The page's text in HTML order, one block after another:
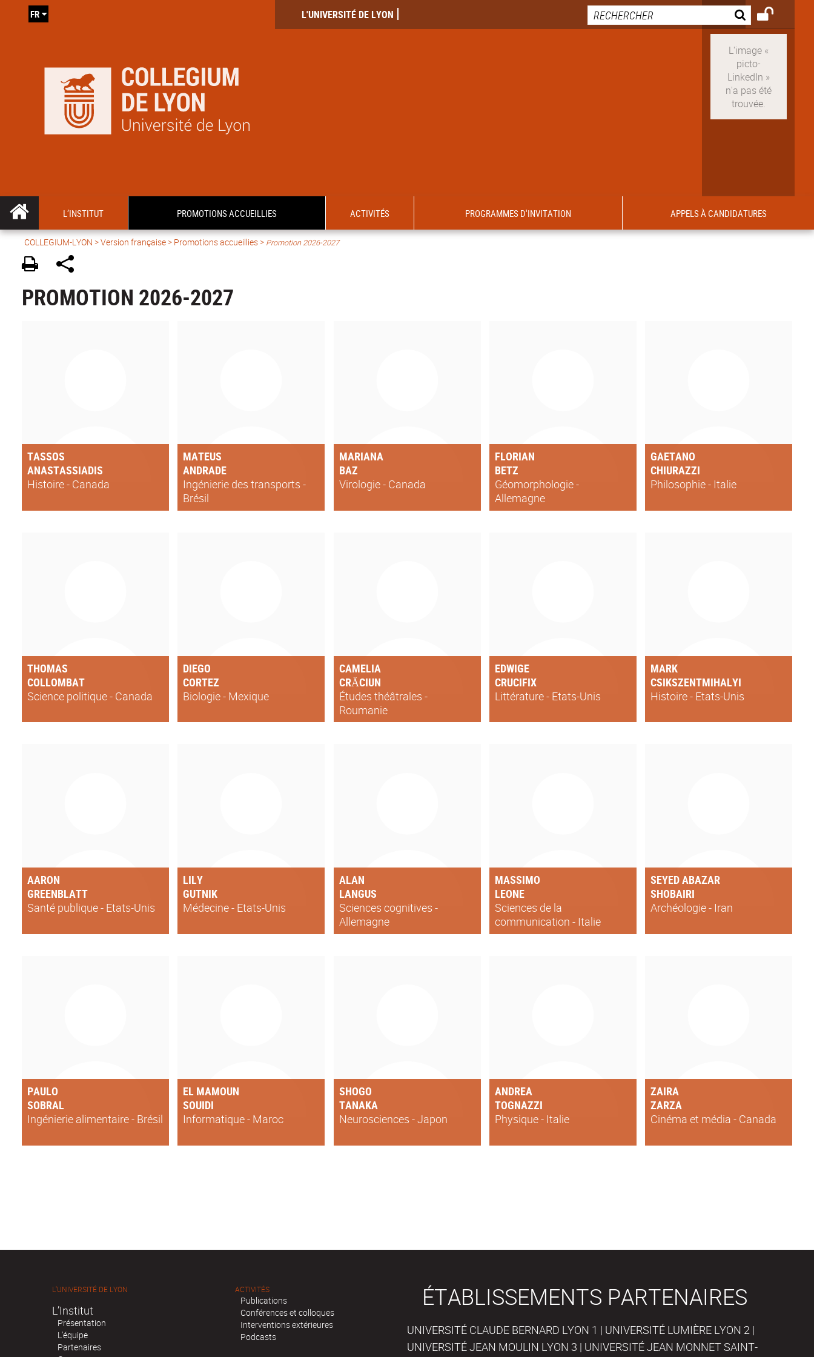
L'UNIVERSITÉ DE LYON
FR
L’INSTITUT PROMOTIONS ACCUEILLIES ACTIVITÉS PROGRAMMES D'INVITATION APPELS À CANDIDATURES
COLLEGIUM-LYON >Version française> Promotions accueillies > Promotion 2026-2027
PROMOTION 2026-2027
TASSOS
ANASTASSIADIS
Histoire - Canada
MATEUS
ANDRADE
Ingénierie des transports -
Brésil
MARIANA
BAZ
Virologie - Canada
FLORIAN
BETZ
Géomorphologie -
Allemagne
GAETANO
CHIURAZZI
Philosophie - Italie
THOMAS
COLLOMBAT
Science politique - Canada
DIEGO
CORTEZ
Biologie - Mexique
CAMELIA
CRĂCIUN
Études théâtrales -
Roumanie
EDWIGE
CRUCIFIX
Littérature - Etats-Unis
MARK
CSIKSZENTMIHALYI
Histoire - Etats-Unis
AARON
GREENBLATT
Santé publique - Etats-Unis
LILY
GUTNIK
Médecine - Etats-Unis
ALAN
LANGUS
Sciences cognitives -
Allemagne
MASSIMO
LEONE
Sciences de la
communication - Italie
SEYED ABAZAR
SHOBAIRI
Archéologie - Iran
PAULO
SOBRAL
Ingénierie alimentaire - Brésil
EL MAMOUN
SOUIDI
Informatique - Maroc
SHOGO
TANAKA
Neurosciences - Japon
ANDREA
TOGNAZZI
Physique - Italie
ZAIRA
ZARZA
Cinéma et média - Canada
L'UNIVERSITÉ DE LYON
L’Institut
Présentation
L'équipe
Partenaires
ACTIVITÉS
Publications
Conférences et colloques
Interventions extérieures
Podcasts
ÉTABLISSEMENTS PARTENAIRES
UNIVERSITÉ CLAUDE BERNARD LYON 1 | UNIVERSITÉ LUMIÈRE LYON 2 |
UNIVERSITÉ JEAN MOULIN LYON 3 | UNIVERSITÉ JEAN MONNET SAINT-